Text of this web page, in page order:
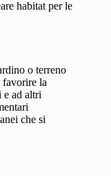
habitat per le
o terreno
favorire la
e ad altri
che si